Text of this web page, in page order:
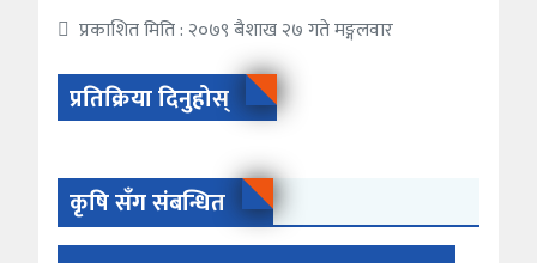
प्रकाशित मिति : २०७९ बैशाख २७ गते मङ्गलवार
प्रतिक्रिया दिनुहोस्
कृषि सँग संबन्धित